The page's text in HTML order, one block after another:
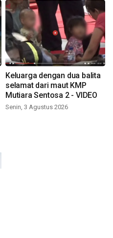
Keluarga dengan dua balita
selamat dari maut KMP
Mutiara Sentosa 2 - VIDEO
Senin, 3 Agustus 2026